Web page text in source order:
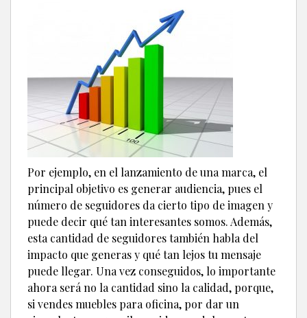
Por ejemplo, en el lanzamiento de una marca, el
principal objetivo es generar audiencia, pues el
número de seguidores da cierto tipo de imagen y
puede decir qué tan interesantes somos. Además,
esta cantidad de seguidores también habla del
impacto que generas y qué tan lejos tu mensaje
puede llegar. Una vez conseguidos, lo importante
ahora será no la cantidad sino la calidad, porque,
si vendes muebles para oficina, por dar un